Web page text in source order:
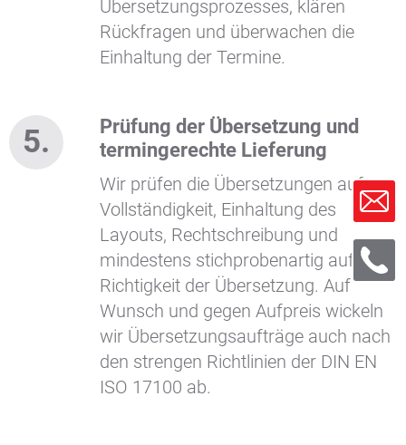
Übersetzungsprozesses, klären
Rückfragen und überwachen die
Einhaltung der Termine.
Prüfung der Übersetzung und
termingerechte Lieferung
Wir prüfen die Übersetzungen auf
Vollständigkeit, Einhaltung des
Layouts, Rechtschreibung und
mindestens stichprobenartig auf
Richtigkeit der Übersetzung. Auf
Wunsch und gegen Aufpreis wickeln
wir Übersetzungsaufträge auch nach
den strengen Richtlinien der DIN EN
ISO 17100 ab.